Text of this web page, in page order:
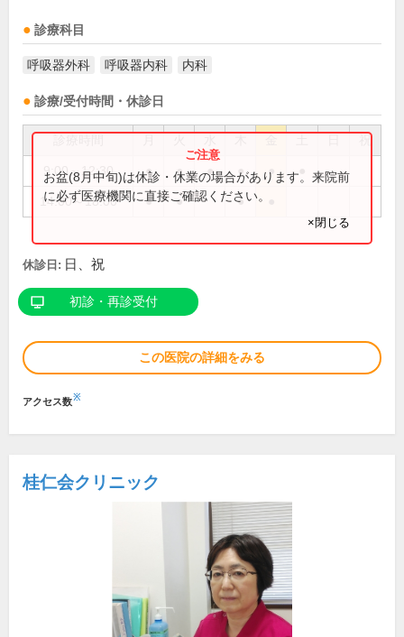
診療科目
呼吸器外科 呼吸器内科 内科
診療/受付時間・休診日
祝
9:00～12:30 ● ● ● ● ●
14:00～18:00 ● ● ●
お盆(8月中旬)は休診・休業の場合があります。来院前
に必ず医療機関に直接ご確認ください。
×閉じる
休診日: 日、祝
初診・再診受付
この医院の詳細をみる
アクセス数※
桂仁会クリニック